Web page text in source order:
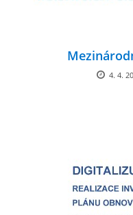
4. 4.